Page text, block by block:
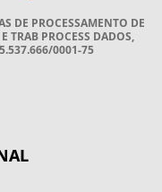
DE PROCESSAMENTO DE
TRAB PROCESS DADOS,
0001-75